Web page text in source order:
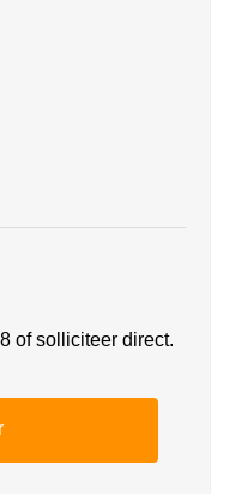
of solliciteer direct.